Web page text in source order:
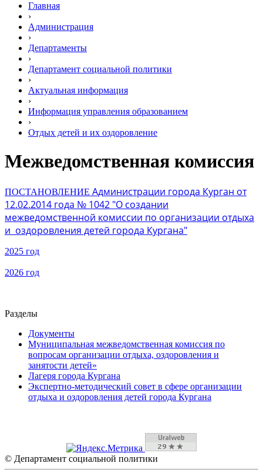
Главная
›
Администрация
›
Департаменты
›
Департамент социальной политики
›
Актуальная информация
›
Информация управления образованием
›
Отдых детей и их оздоровление
Межведомственная комиссия
ПОСТАНОВЛЕНИЕ Администрации города Курган от
12.02.2014 года № 1042 "О создании
межведомственной комиссии по организации отдыха
и оздоровления детей города Кургана"
2025 год
2026 год
Разделы
Документы
Муниципальная межведомственная комиссия по
вопросам организации отдыха, оздоровления и
занятости детей»
Лагеря города Кургана
Экспертно-методический совет в сфере организации
отдыха и оздоровления детей города Кургана
© Департамент социальной политики